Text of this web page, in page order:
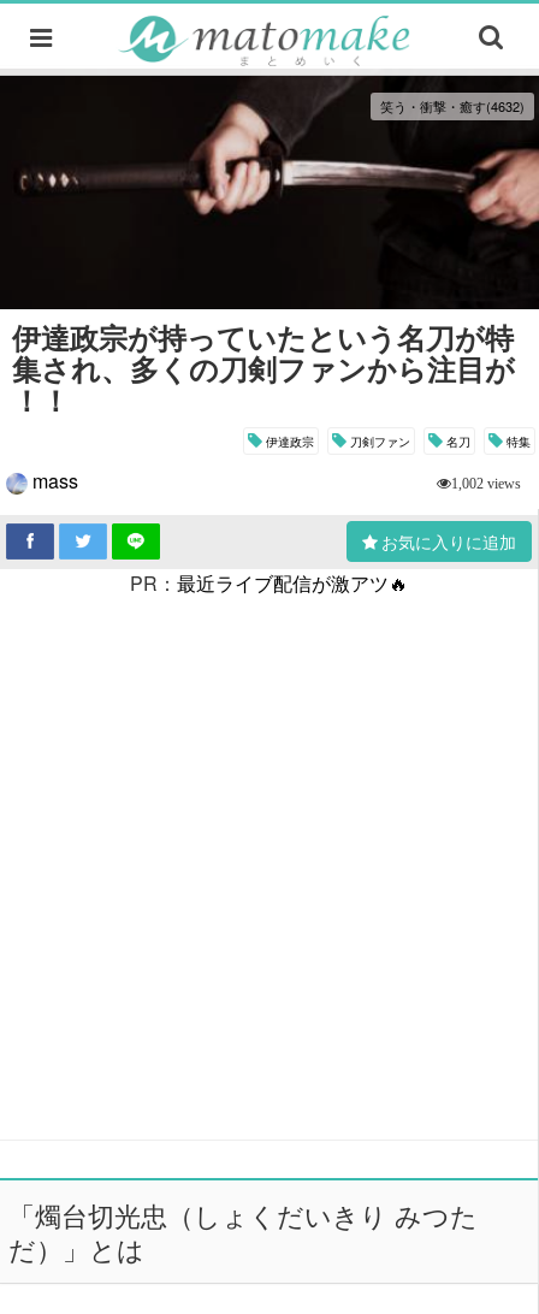
笑う・衝撃・癒す(4632)
伊達政宗が持っていたという名刀が特
集され、多くの刀剣ファンから注目が
！！
伊達政宗 刀剣ファン 名刀 特集
mass 1,002 views
お気に入りに追加
PR： 最近ライブ配信が激アツ🔥
「燭台切光忠（しょくだいきり みつた
だ）」とは